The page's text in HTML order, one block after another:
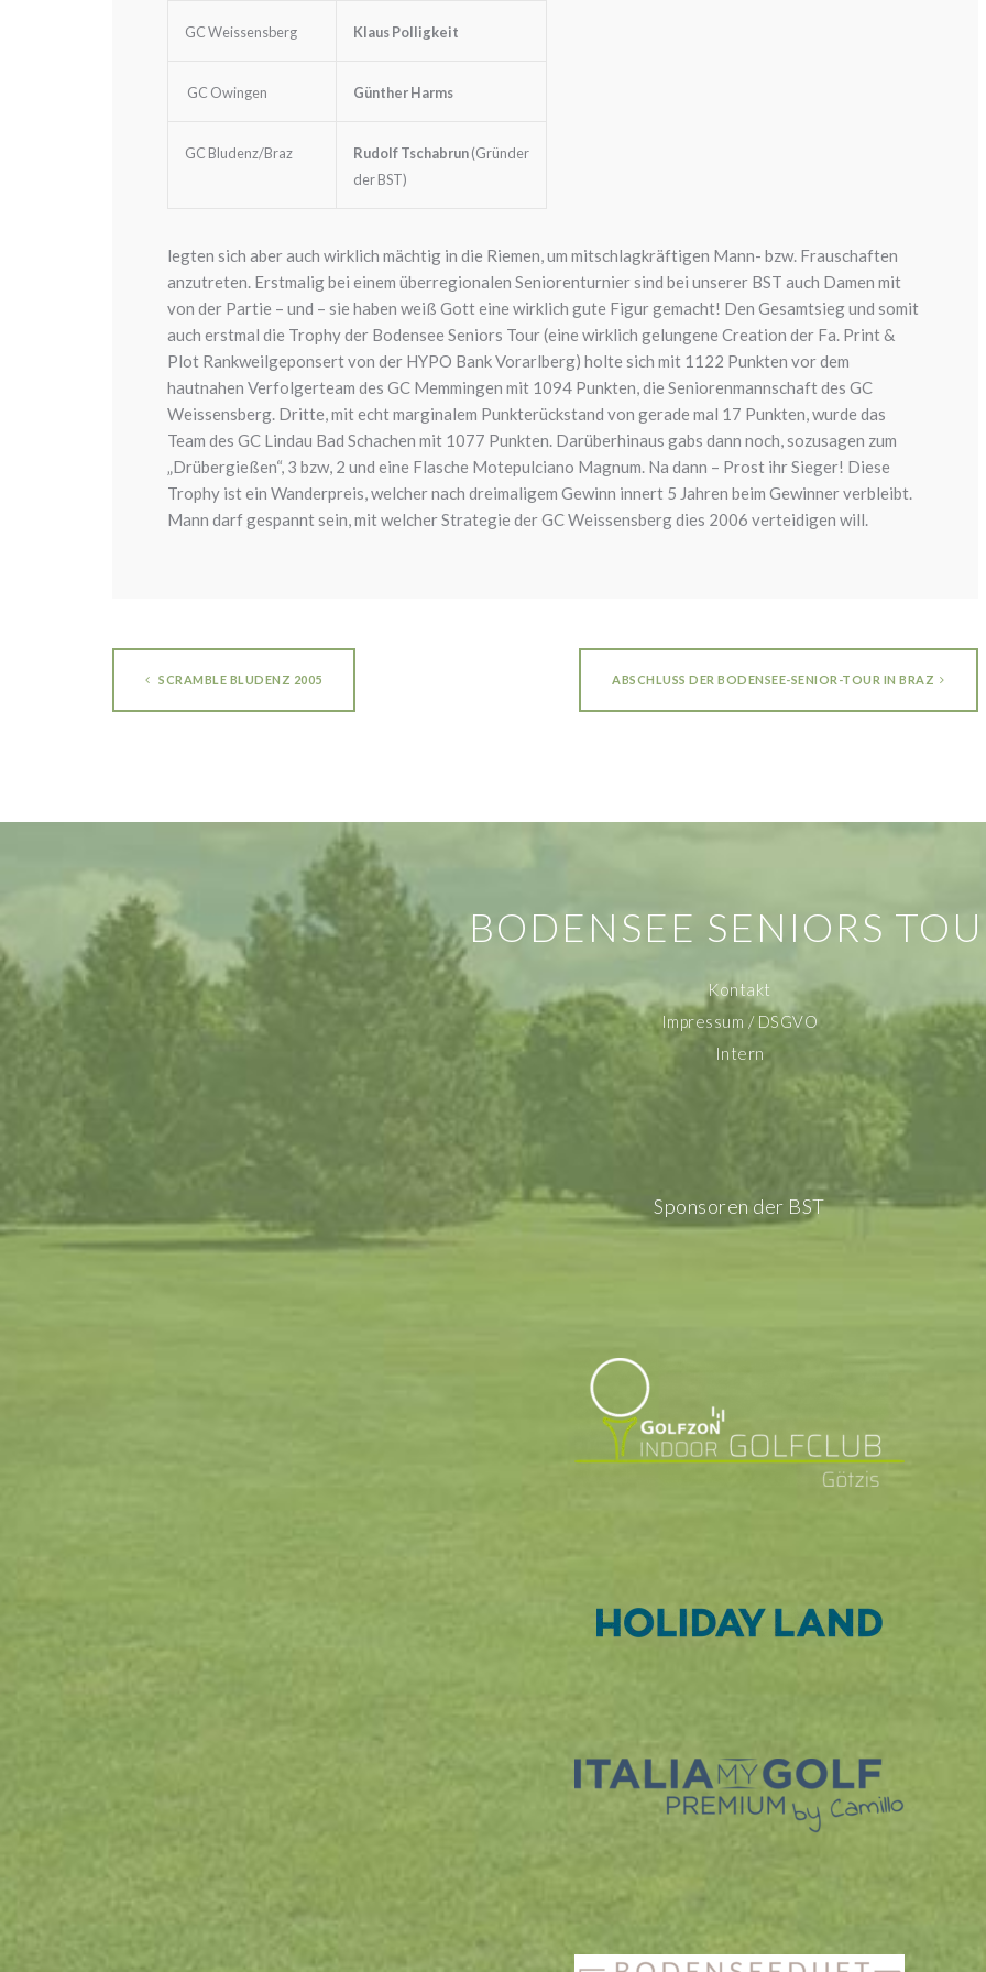
GC Weissensberg Klaus Polligkeit
GC Owingen Günther Harms
GC Bludenz/Braz Rudolf Tschabrun(Gründer
der BST)
legten sich aber auch wirklich mächtig in die Riemen, um mitschlagkräftigen Mann- bzw. Frauschaften
anzutreten. Erstmalig bei einem überregionalen Seniorenturnier sind bei unserer BST auch Damen mit
von der Partie – und – sie haben weiß Gott eine wirklich gute Figur gemacht! Den Gesamtsieg und somit
auch erstmal die Trophy der Bodensee Seniors Tour (eine wirklich gelungene Creation der Fa. Print &
Plot Rankweilgeponsert von der HYPO Bank Vorarlberg) holte sich mit 1122 Punkten vor dem
hautnahen Verfolgerteam des GC Memmingen mit 1094 Punkten, die Seniorenmannschaft des GC
Weissensberg. Dritte, mit echt marginalem Punkterückstand von gerade mal 17 Punkten, wurde das
Team des GC Lindau Bad Schachen mit 1077 Punkten. Darüberhinaus gabs dann noch, sozusagen zum
„Drübergießen“, 3 bzw, 2 und eine Flasche Motepulciano Magnum. Na dann – Prost ihr Sieger! Diese
Trophy ist ein Wanderpreis, welcher nach dreimaligem Gewinn innert 5 Jahren beim Gewinner verbleibt.
Mann darf gespannt sein, mit welcher Strategie der GC Weissensberg dies 2006 verteidigen will.
SCRAMBLE BLUDENZ 2005 ABSCHLUSS DER BODENSEE-SENIOR-TOUR IN BRAZ
BODENSEE SENIORS
Kontakt
Impressum / DSGVO
Intern
Sponsoren der BST